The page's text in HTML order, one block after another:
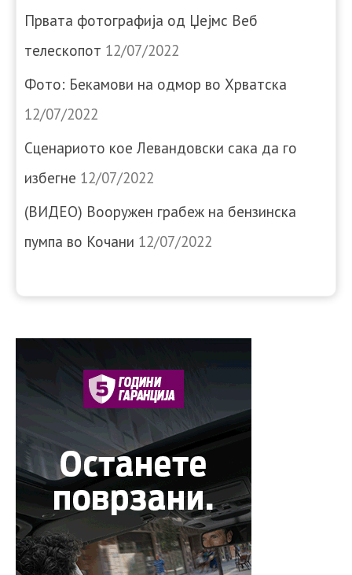
Првата фотографија од Џејмс Веб
телескопот 12/07/2022
Фото: Бекамови на одмор во Хрватска
12/07/2022
Сценариото кое Левандовски сака да го
избегне 12/07/2022
(ВИДЕО) Вооружен грабеж на бензинска
пумпа во Кочани 12/07/2022